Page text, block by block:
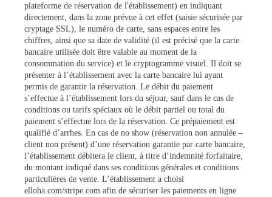
plateforme de réservation de l'établissement) en indiquant
directement, dans la zone prévue à cet effet (saisie sécurisée par
cryptage SSL), le numéro de carte, sans espaces entre les
chiffres, ainsi que sa date de validité (il est précisé que la carte
bancaire utilisée doit être valable au moment de la
consommation du service) et le cryptogramme visuel. Il doit se
présenter à l’établissement avec la carte bancaire lui ayant
permis de garantir la réservation. Le débit du paiement
s’effectue à l’établissement lors du séjour, sauf dans le cas de
conditions ou tarifs spéciaux où le débit partiel ou total du
paiement s’effectue lors de la réservation. Ce prépaiement est
qualifié d’arrhes. En cas de no show (réservation non annulée –
client non présent) d’une réservation garantie par carte bancaire,
l’établissement débitera le client, à titre d’indemnité forfaitaire,
du montant indiqué dans ses conditions générales et conditions
particulières de vente. L’établissement a choisi
elloha.com/stripe.com afin de sécuriser les paiements en ligne